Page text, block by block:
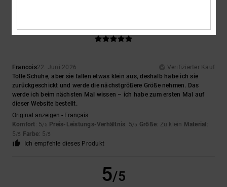
Francois22. Juni 2026
Verifizierter Kauf
Tolle Schuhe, aber sie fallen etwas klein aus, deshalb habe ich sie
zurückgeschickt und werde die nächstgrößere Größe nehmen. Das
werde ich beim nächsten Mal wissen – ich habe zum ersten Mal auf
dieser Website bestellt.
Original anzeigen - Français
Komfort: 5/5 Preis-Leistungs-Verhältnis: 5/5 Größe: Zu klein Material :
5/5 Farbe: 5/5
Ich empfehle dieses Produkt
5/5